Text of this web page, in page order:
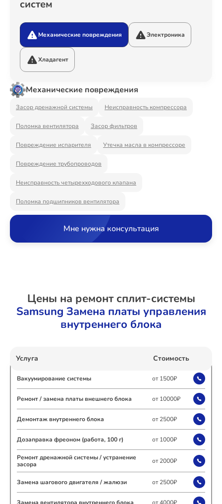
систем
Механические повреждения Электроника
Хладагент
Механические повреждения
Засор дренажной системы Неисправность компрессора
Поломка вентилятора Засор фильтров
Повреждение испарителя Утечка масла в компрессоре
Повреждение трубопроводов
Неисправность четырехходового клапана
Поломка подшипников вентилятора
Мне нужна консультация
Цены на ремонт сплит-системы
Samsung Замена платы управления
внутреннего блока
Услуга Стоимость
Вакуумирование системы от 1500₽
Ремонт / замена платы внешнего блока от 10000₽
Демонтаж внутреннего блока от 2500₽
Дозаправка фреоном (работа, 100 г) от 1000₽
Ремонт дренажной системы / устранение
засора
от 2000₽
Замена шагового двигателя / жалюзи от 2500₽
Ремонт Видеостен
Ремонт Интерактивных панелей
Ремонт Водонагревателей
Ремонт Вытяжек
Ремонт Холодильных камер
Ремонт Кондиционеров
Ремонт ТВ-приставок
Ремонт Сушильных машин